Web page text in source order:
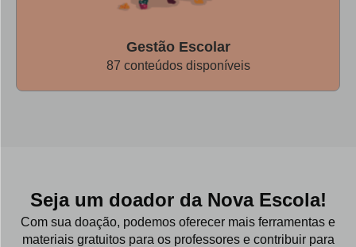
Gestão Escolar
87 conteúdos disponíveis
Seja um doador da Nova Escola!
Com sua doação, podemos oferecer mais ferramentas e
materiais gratuitos para os professores e contribuir para